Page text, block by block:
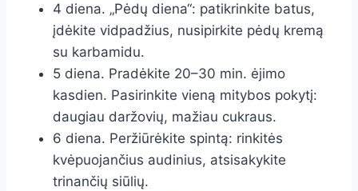
4 diena. „Pėdų diena“: patikrinkite batus,
įdėkite vidpadžius, nusipirkite pėdų kremą
su karbamidu.
5 diena. Pradėkite 20–30 min. ėjimo
kasdien. Pasirinkite vieną mitybos pokytį:
daugiau daržovių, mažiau cukraus.
6 diena. Peržiūrėkite spintą: rinkitės
kvėpuojančius audinius, atsisakykite
trinančių siūlių.